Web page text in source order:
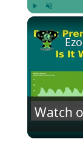
Watch